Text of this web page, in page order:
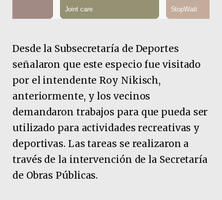
Desde la Subsecretaría de Deportes
señalaron que este especio fue visitado
por el intendente Roy Nikisch,
anteriormente, y los vecinos
demandaron trabajos para que pueda ser
utilizado para actividades recreativas y
deportivas. Las tareas se realizaron a
través de la intervención de la Secretaría
de Obras Públicas.